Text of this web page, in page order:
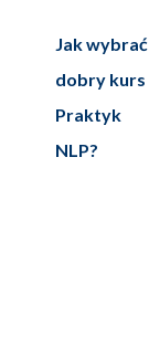
Jak wybrać
dobry kurs
Praktyk
NLP?